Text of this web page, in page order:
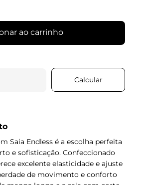
ao carrinho
Saia Endless é a escolha perfeita
e sofisticação. Confeccionado
excelente elasticidade e ajuste
de movimento e conforto